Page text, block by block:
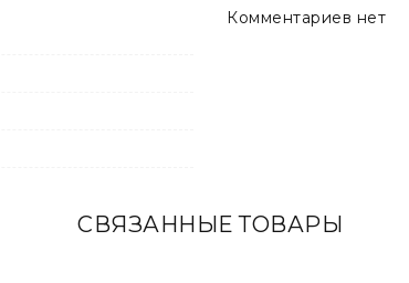
Комментариев нет
СВЯЗАННЫЕ ТОВАРЫ